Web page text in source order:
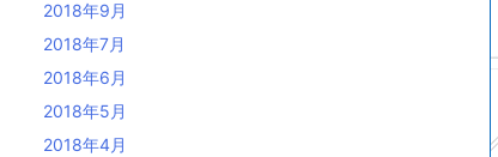
2018年9月
2018年7月
2018年6月
2018年5月
2018年4月